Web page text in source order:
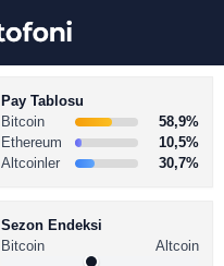
Pay Tablosu
Bitcoin
58,9%
Ethereum
10,5%
Altcoinler
30,7%
Sezon Endeksi
Bitcoin
Altcoin